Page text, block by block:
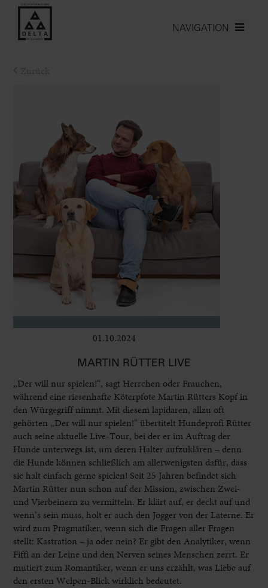
NAVIGATION
01.10.2024
MARTIN RÜTTER LIVE
„Der will nur spielen!“, sagt Herrchen oder Frauchen,
während eine riesenhafte Köterpfote Martin Rütters Kopf in
den Würgegriff nimmt. Mit diesem lapidaren, allzu oft
gehörten „Der will nur spielen!“ übertitelt Hundeprofi Rütter
auch seine aktuelle Live-Tour, bei der er im Auftrag der
Hunde unterwegs ist, um deren Halter aufzuklären – denn
die Hunde können schließlich am allerwenigsten dafür, dass
sie halt einfach gerne spielen! Seit 25 Jahren befindet sich
Martin Rütter nun schon auf der Mission, zwischen Zwei-
und Vierbeinern zu vermitteln. Er klärt auf, er deckt auf und
wenn’s sein muss, holt er auch den Jogger von der Laterne. Er
wird zum Pragmatiker, wenn sich die Fragen aller Fragen
stellt: Kastration – ja oder nein? Er gibt den Analytiker, wenn
Fiffi an der Leine und den Nerven seines Menschen zerrt. Er
mutiert zum Romantiker, wenn er uns erzählt, was Liebe auf
den ersten Welpen-Blick wirklich bedeutet.